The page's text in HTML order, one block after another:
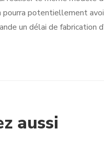
potentiellement
un délai de fabrication
aussi